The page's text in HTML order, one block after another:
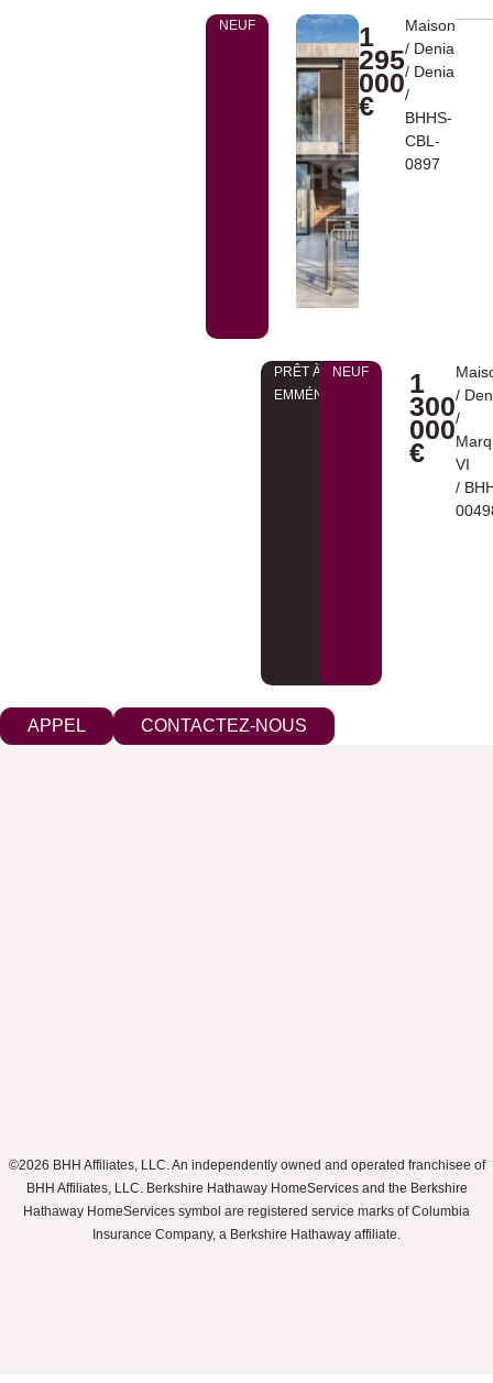
NEUF 1
295
000
€
Maison
/ Denia
/ Denia
/
BHHS-
CBL-
0897
PRÊT À
EMMÉNAGER
NEUF 1
300
000
€
/
/
VI
/
APPEL CONTACTEZ-NOUS
©2026 BHH Affiliates, LLC. An independently owned and operated franchisee of
BHH Affiliates, LLC. Berkshire Hathaway HomeServices and the Berkshire
Hathaway HomeServices symbol are registered service marks of Columbia
Insurance Company, a Berkshire Hathaway affiliate.